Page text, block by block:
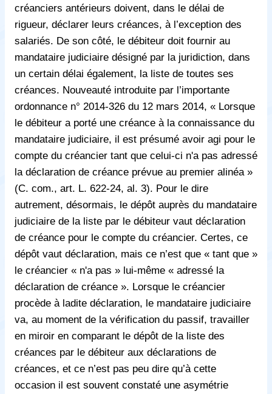
créanciers antérieurs doivent, dans le délai de
rigueur, déclarer leurs créances, à l’exception des
salariés. De son côté, le débiteur doit fournir au
mandataire judiciaire désigné par la juridiction, dans
un certain délai également, la liste de toutes ses
créances. Nouveauté introduite par l’importante
ordonnance n° 2014-326 du 12 mars 2014, « Lorsque
le débiteur a porté une créance à la connaissance du
mandataire judiciaire, il est présumé avoir agi pour le
compte du créancier tant que celui-ci n'a pas adressé
la déclaration de créance prévue au premier alinéa »
(C. com., art. L. 622-24, al. 3). Pour le dire
autrement, désormais, le dépôt auprès du mandataire
judiciaire de la liste par le débiteur vaut déclaration
de créance pour le compte du créancier. Certes, ce
dépôt vaut déclaration, mais ce n’est que « tant que »
le créancier « n'a pas » lui-même « adressé la
déclaration de créance ». Lorsque le créancier
procède à ladite déclaration, le mandataire judiciaire
va, au moment de la vérification du passif, travailler
en miroir en comparant le dépôt de la liste des
créances par le débiteur aux déclarations de
créances, et ce n’est pas peu dire qu’à cette
occasion il est souvent constaté une asymétrie